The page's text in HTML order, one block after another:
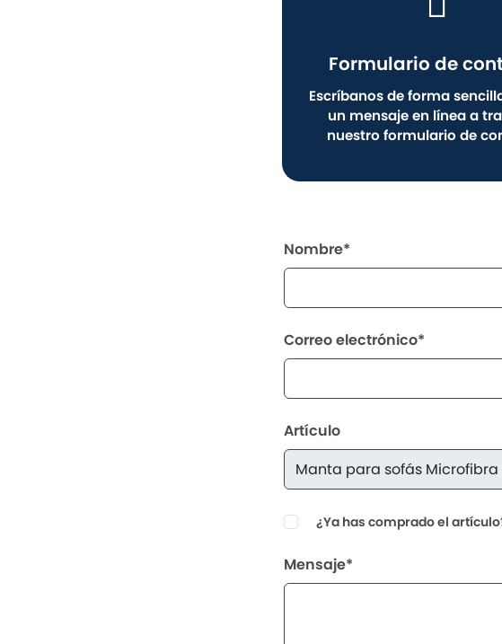
Formulario de
Escríbanos de forma
un mensaje en línea a
nuestro formulario de
Nombre*
Correo electrónico*
Artículo
¿Ya has comprado el
Mensaje*